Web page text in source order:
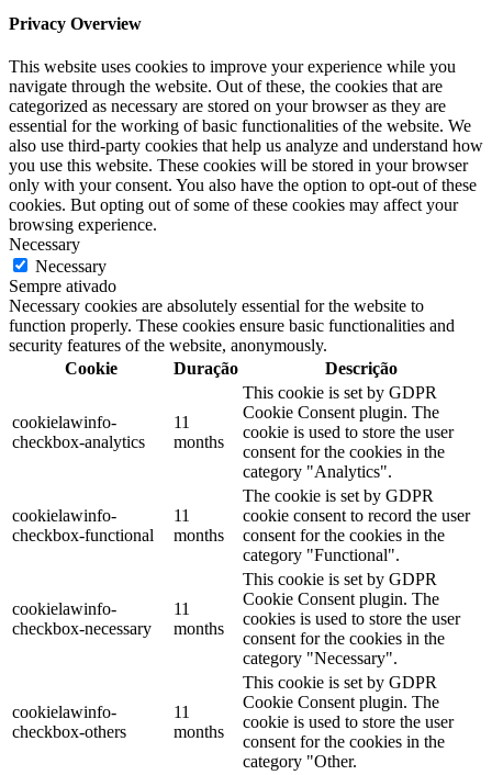
Privacy Overview
This website uses cookies to improve your experience while you
navigate through the website. Out of these, the cookies that are
categorized as necessary are stored on your browser as they are
essential for the working of basic functionalities of the website. We
also use third-party cookies that help us analyze and understand how
you use this website. These cookies will be stored in your browser
only with your consent. You also have the option to opt-out of these
cookies. But opting out of some of these cookies may affect your
browsing experience.
Necessary
Necessary
Sempre ativado
Necessary cookies are absolutely essential for the website to
function properly. These cookies ensure basic functionalities and
security features of the website, anonymously.
Cookie
Duração Descrição
cookielawinfo-
checkbox-analytics
11
months
This cookie is set by GDPR
Cookie Consent plugin. The
cookie is used to store the user
consent for the cookies in the
category "Analytics".
cookielawinfo-
checkbox-functional
11
months
The cookie is set by GDPR
cookie consent to record the user
consent for the cookies in the
category "Functional".
cookielawinfo-
checkbox-necessary
11
months
This cookie is set by GDPR
Cookie Consent plugin. The
cookies is used to store the user
consent for the cookies in the
category "Necessary".
cookielawinfo-
checkbox-others
11
months
This cookie is set by GDPR
Cookie Consent plugin. The
cookie is used to store the user
consent for the cookies in the
category "Other.